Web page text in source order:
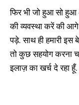
फिर भी जो हुआ सो हुआ
की व्यवस्था करें की आगे
पड़े. साथ ही हमारी
तो कुछ सहयोग करना
इलाज़ का खर्च दे रहा हूँ.